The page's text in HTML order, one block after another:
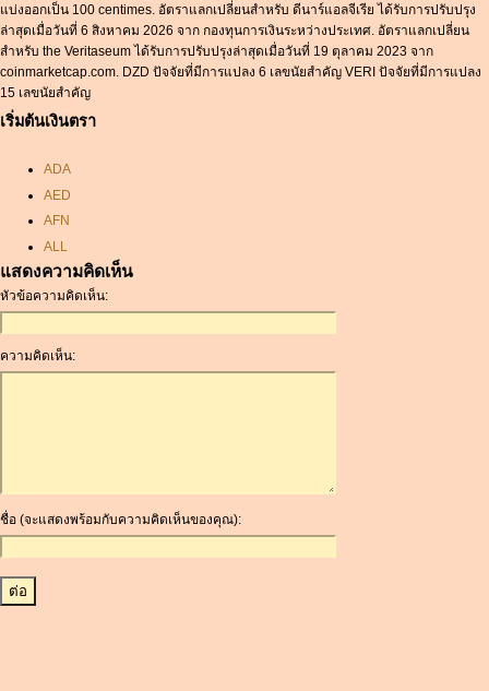
แบ่งออกเป็น 100 centimes. อัตราแลกเปลี่ยนสำหรับ ดีนาร์แอลจีเรีย ได้รับการปรับปรุง
ล่าสุดเมื่อวันที่ 6 สิงหาคม 2026 จาก กองทุนการเงินระหว่างประเทศ. อัตราแลกเปลี่ยน
สำหรับ the Veritaseum ได้รับการปรับปรุงล่าสุดเมื่อวันที่ 19 ตุลาคม 2023 จาก
coinmarketcap.com. DZD ปัจจัยที่มีการแปลง 6 เลขนัยสำคัญ VERI ปัจจัยที่มีการแปลง
15 เลขนัยสำคัญ
เริ่มต้นเงินตรา
ADA
AED
AFN
ALL
AMD
ANC
AOA
ARDR
BAM
แสดงความคิดเห็น
หัวข้อความคิดเห็น:
ความคิดเห็น:
ชื่อ (จะแสดงพร้อมกับความคิดเห็นของคุณ):